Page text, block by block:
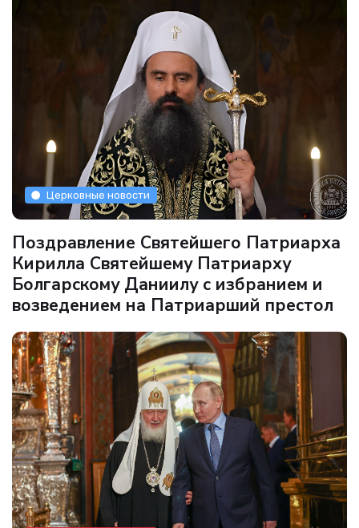
Церковные новости
Поздравление Святейшего Патриарха
Кирилла Святейшему Патриарху
Болгарскому Даниилу с избранием и
возведением на Патриарший престол